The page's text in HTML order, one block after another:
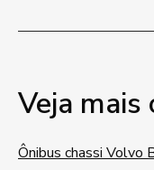
Veja mais
Ônibus chassi Volvo